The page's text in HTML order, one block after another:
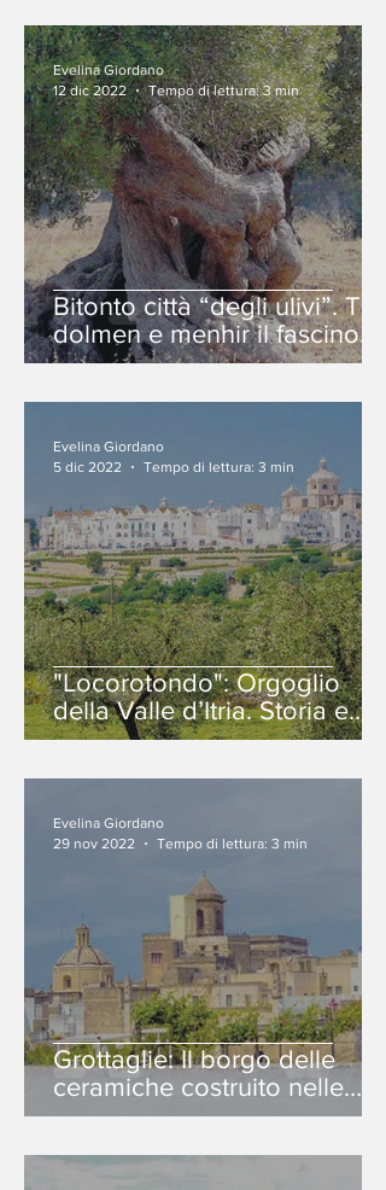
Bitonto città “degli ulivi”. Tra
dolmen e menhir il fascino
della memoria
Evelina Giordano
12 dic 2022
Tempo di lettura: 3 min
"Locorotondo": Orgoglio
della Valle d’Itria. Storia e
tradizioni.
Evelina Giordano
5 dic 2022
Tempo di lettura: 3 min
Grottaglie: Il borgo delle
ceramiche costruito nelle
grotte.
Evelina Giordano
29 nov 2022
Tempo di lettura: 3 min